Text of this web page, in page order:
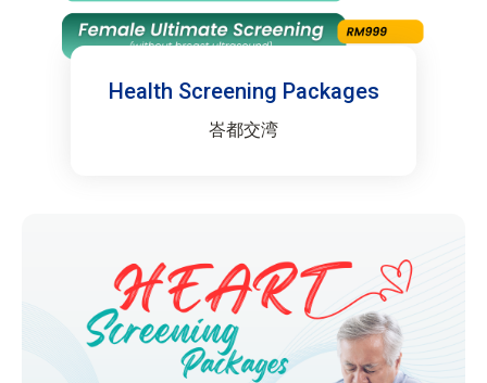
Health Screening Packages
峇都交湾